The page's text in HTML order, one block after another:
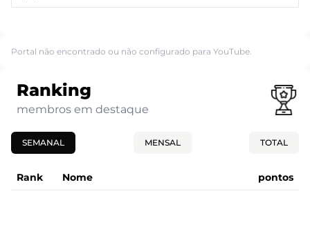
Portal não encontrado ou não configurado para YouTube.
Ranking
membros em destaque
SEMANAL MENSAL TOTAL
Rank Nome pontos